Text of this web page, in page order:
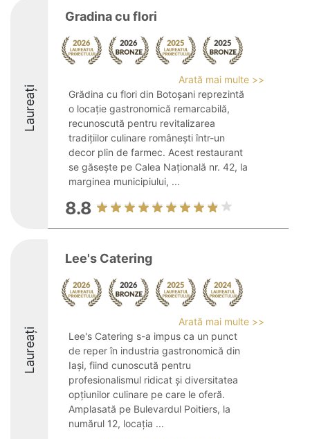
Laureați
Gradina cu flori
Arată mai multe >>
Grădina cu flori din Botoșani reprezintă
o locație gastronomică remarcabilă,
recunoscută pentru revitalizarea
tradițiilor culinare românești într-un
decor plin de farmec. Acest restaurant
se găsește pe Calea Națională nr. 42, la
marginea municipiului, ...
8.8
Laureați
Lee's Catering
Arată mai multe >>
Lee's Catering s-a impus ca un punct
de reper în industria gastronomică din
Iași, fiind cunoscută pentru
profesionalismul ridicat și diversitatea
opțiunilor culinare pe care le oferă.
Amplasată pe Bulevardul Poitiers, la
numărul 12, locația ...